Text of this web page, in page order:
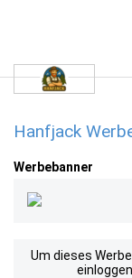
Hanfjack
Werbebanner
Um dieses